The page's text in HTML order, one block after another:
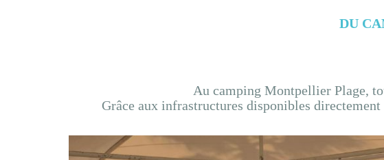
DU
Au camping Montpellier Plage,
Grâce aux infrastructures disponibles